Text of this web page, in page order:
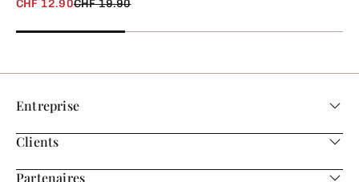
CHF 12.90CHF 19.90
Entreprise
Clients
Partenaires